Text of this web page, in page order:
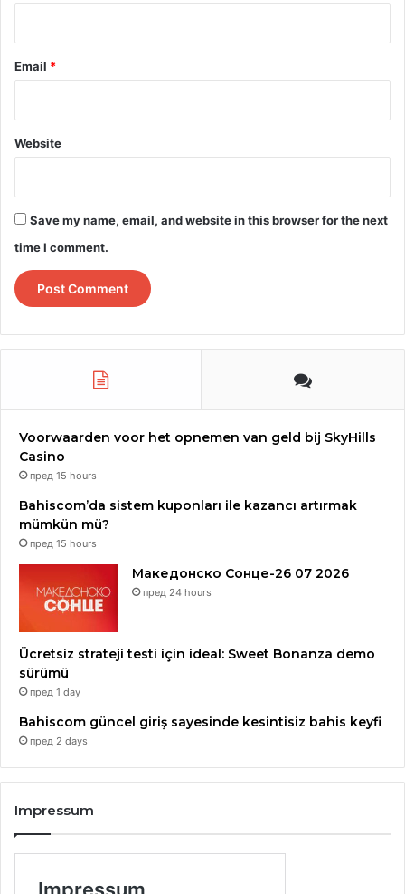
Email *
Website
Save my name, email, and website in this browser for the next
time I comment.
Voorwaarden voor het opnemen van geld bij SkyHills
Casino
пред 15 hours
Bahiscom’da sistem kuponları ile kazancı artırmak
mümkün mü?
пред 15 hours
Македонско Сонце-26 07 2026
пред 24 hours
Ücretsiz strateji testi için ideal: Sweet Bonanza demo
sürümü
пред 1 day
Bahiscom güncel giriş sayesinde kesintisiz bahis keyfi
пред 2 days
Impressum